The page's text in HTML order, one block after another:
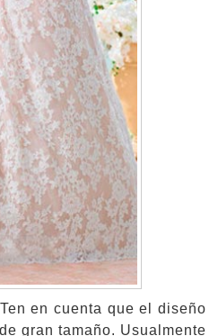
en cuenta que el diseño
gran tamaño. Usualmente